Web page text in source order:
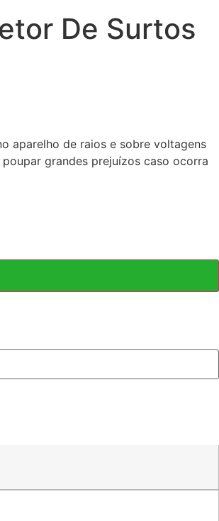
De Surtos
aparelho de raios e sobre voltagens
grandes prejuízos caso ocorra